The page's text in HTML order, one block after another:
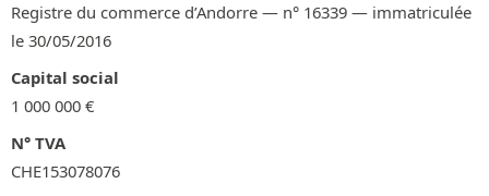
Registre du commerce d’Andorre — n° 16339 — immatriculée
le 30/05/2016
Capital social
1 000 000 €
N° TVA
CHE153078076